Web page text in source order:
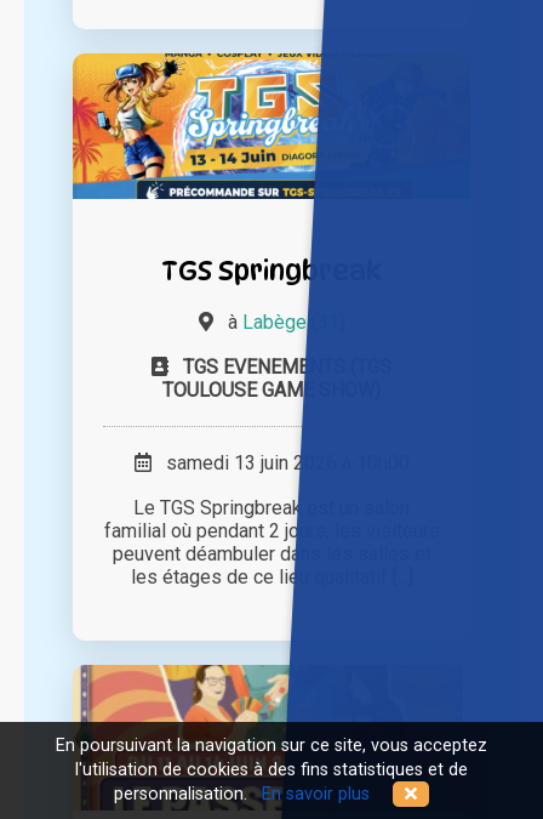
TGS Springbreak
à Labège (31)
TGS EVENEMENTS (TGS
TOULOUSE GAME SHOW)
samedi 13 juin 2026 à 10h00
Le TGS Springbreak est un salon
familial où pendant 2 jours, les visiteurs
peuvent déambuler dans les salles et
les étages de ce lieu qualitatif [...]
En poursuivant la navigation sur ce site, vous acceptez
l'utilisation de cookies à des fins statistiques et de
personnalisation.En savoir plus